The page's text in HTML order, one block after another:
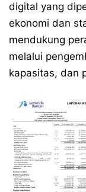
digital yang
ekonomi dan
mendukung
melalui
kapasitas, dan